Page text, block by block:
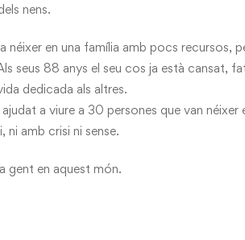
nens.
en una família amb pocs recursos,
seus 88 anys el seu cos ja està cansat,
dedicada als altres.
a viure a 30 persones que van néixer
ni amb crisi ni sense.
gent en aquest món.